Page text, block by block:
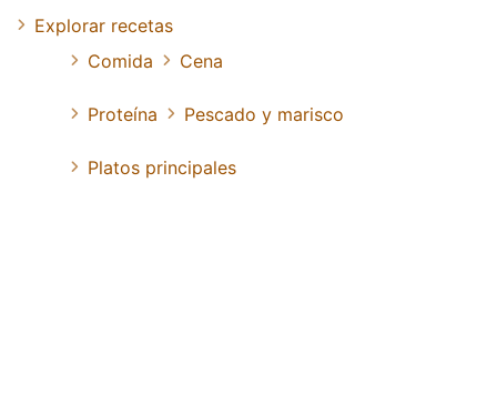
Explorar recetas
Comida
Cena
Proteína Pescado y marisco
Platos principales